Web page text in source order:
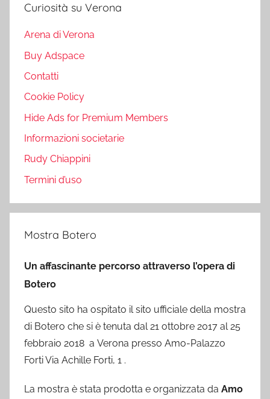
Curiosità su Verona
Arena di Verona
Buy Adspace
Contatti
Cookie Policy
Hide Ads for Premium Members
Informazioni societarie
Rudy Chiappini
Termini d’uso
Mostra Botero
Un affascinante percorso attraverso l’opera di
Botero
Questo sito ha ospitato il sito ufficiale della mostra
di Botero che si è tenuta dal 21 ottobre 2017 al 25
febbraio 2018 a Verona presso Amo-Palazzo
Forti Via Achille Forti, 1 .
La mostra è stata prodotta e organizzata da Amo